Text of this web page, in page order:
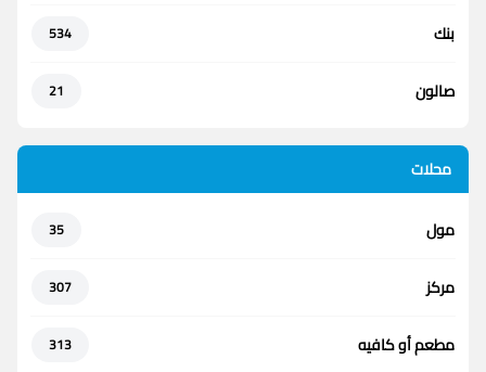
بنك 534
صالون 21
محلات
مول 35
مركز 307
مطعم أو كافيه 313